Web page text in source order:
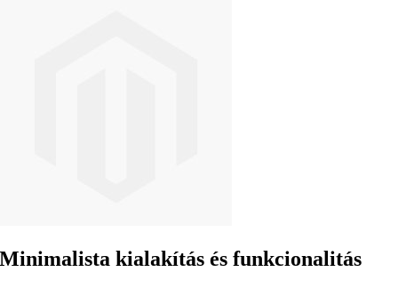
Minimalista kialakítás és funkcionalitás